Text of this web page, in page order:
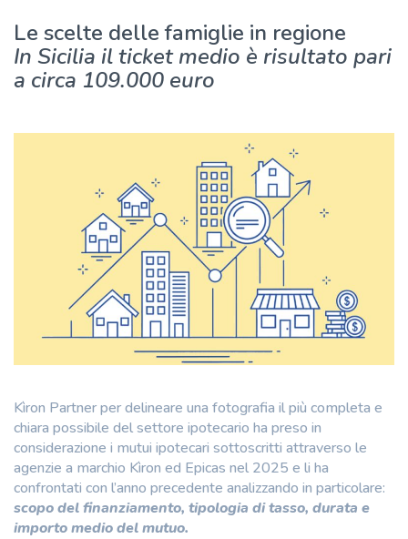
Le scelte delle famiglie in regione
In Sicilia il ticket medio è risultato pari
a circa 109.000 euro
Kìron Partner per delineare una fotografia il più completa e
chiara possibile del settore ipotecario ha preso in
considerazione i mutui ipotecari sottoscritti attraverso le
agenzie a marchio Kìron ed Epicas nel 2025 e li ha
confrontati con l’anno precedente analizzando in particolare:
scopo del finanziamento, tipologia di tasso, durata e
importo medio del mutuo.